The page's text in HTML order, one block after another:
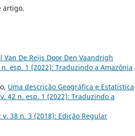
artigo.
De Reijs Door Den Vaandrigh
esp. 1 (2022): Traduzindo a Amazônia
Uma descrição Geográfica e Estatística
42 n. esp. 1 (2022): Traduzindo a
38 n. 3 (2018): Edição Regular